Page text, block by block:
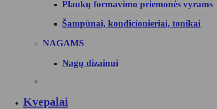
Plaukų formavimo priemonės vyrams
Šampūnai, kondicionieriai, tonikai
NAGAMS
Nagų dizainui
Kvepalai